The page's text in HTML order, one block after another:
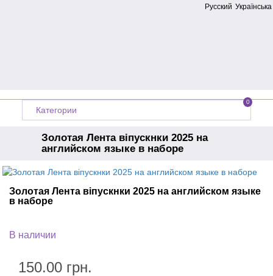
Русский Українська
Категории
0
Золотая Лента віпускнки 2025 на
английском языке в наборе
Производитель
Ленты на выпускной
Золотая Лента віпускнки 2025 на английском языке
в наборе
В наличии
150.00 грн.